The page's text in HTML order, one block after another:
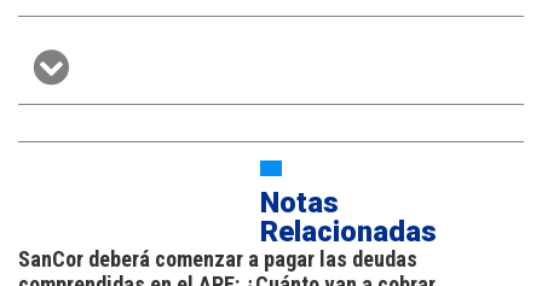
Notas
Relacionadas
SanCor deberá comenzar a pagar las deudas